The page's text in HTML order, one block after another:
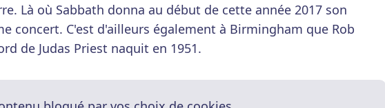
Là où Sabbath donna au début de cette année 2017 son
concert. C'est d'ailleurs également à Birmingham que Rob
de Judas Priest naquit en 1951.